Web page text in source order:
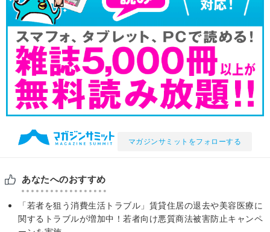
マガジンサミットをフォローする
あなたへのおすすめ
「若者を狙う消費生活トラブル」賃貸住居の退去や美容医療に
関するトラブルが増加中！若者向け悪質商法被害防止キャンペ